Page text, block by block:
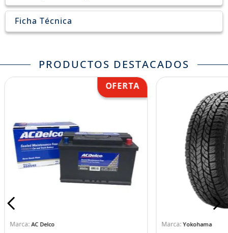
Ficha Técnica
PRODUCTOS DESTACADOS
AC Delco Yokohama